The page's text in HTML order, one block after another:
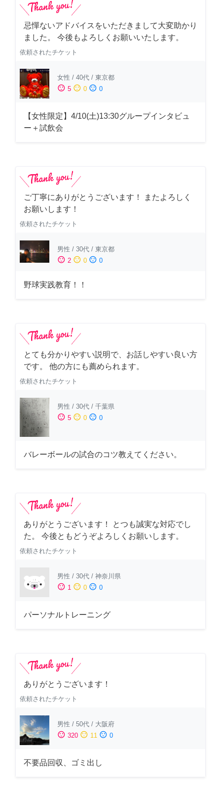
忌憚ないアドバイスをいただきまして大変助かり
ました。 今後もよろしくお願いいたします。
依頼されたチケット
女性 / 40代 / 東京都
sentiment_satisfied 5 sentiment_neutral 0 sentiment_dissatisfied 0
【女性限定】4/10(土)13:30グループインタビュ
ー＋試飲会
ご丁寧にありがとうございます！ またよろしく
お願いします！
依頼されたチケット
男性 / 30代 / 東京都
sentiment_satisfied 2 sentiment_neutral 0 sentiment_dissatisfied 0
野球実践教育！！
とても分かりやすい説明で、お話しやすい良い方
です。 他の方にも薦められます。
依頼されたチケット
男性 / 30代 / 千葉県
sentiment_satisfied 5 sentiment_neutral 0 sentiment_dissatisfied 0
バレーボールの試合のコツ教えてください。
ありがとうございます！ とつも誠実な対応でし
た。 今後ともどうぞよろしくお願いします。
依頼されたチケット
男性 / 30代 / 神奈川県
sentiment_satisfied 1 sentiment_neutral 0 sentiment_dissatisfied 0
パーソナルトレーニング
ありがとうございます！
依頼されたチケット
男性 / 50代 / 大阪府
sentiment_satisfied 320 sentiment_neutral 11 sentiment_dissatisfied 0
不要品回収、ゴミ出し